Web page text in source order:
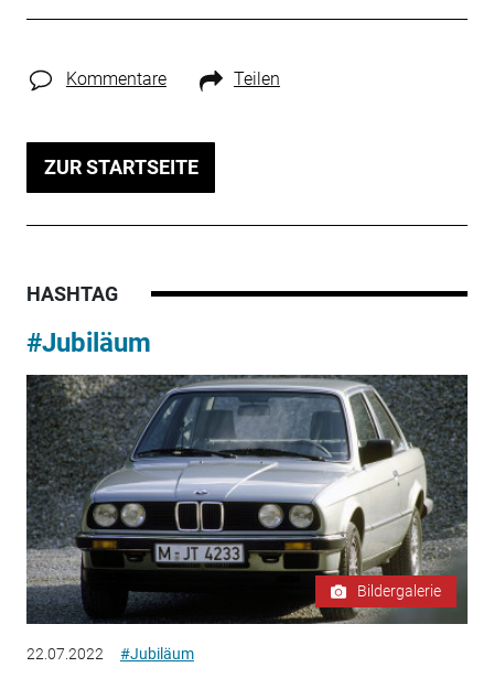
Kommentare Teilen
ZUR STARTSEITE
HASHTAG
#Jubiläum
Bildergalerie
22.07.2022 #Jubiläum